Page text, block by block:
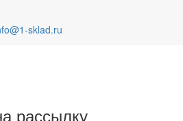
sklad.ru
рассылку